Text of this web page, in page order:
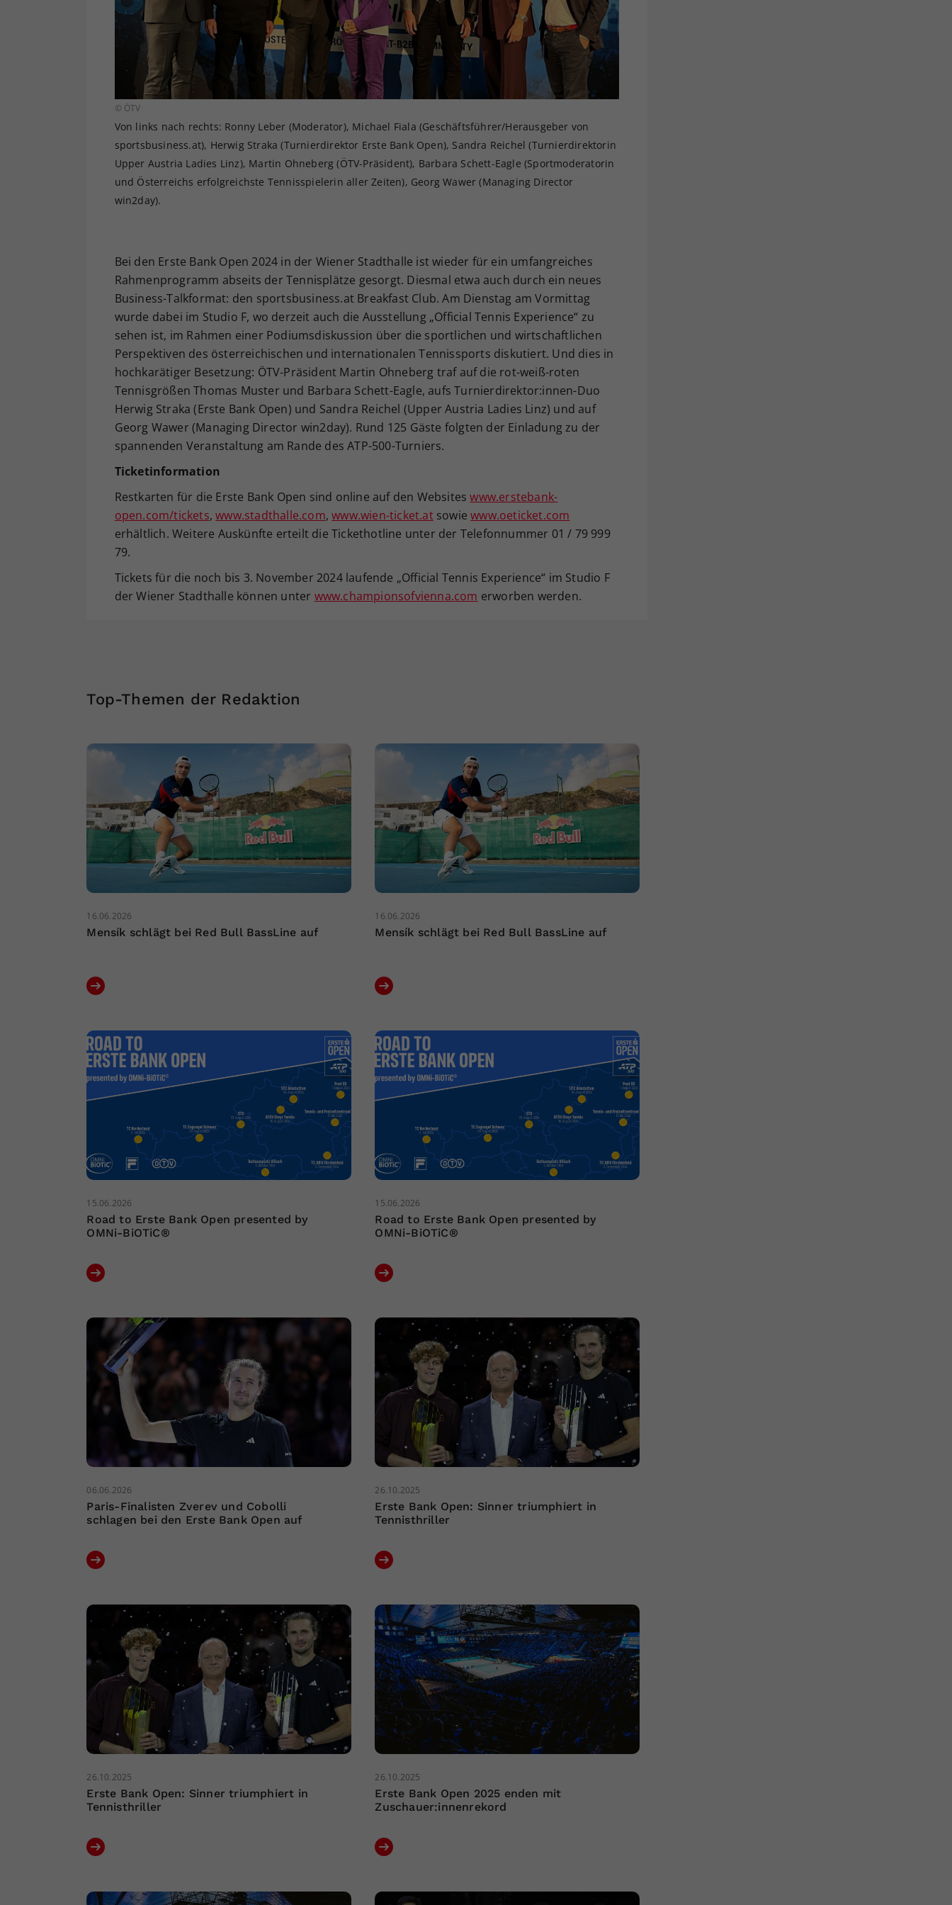
© ÖTV
Von links nach rechts: Ronny Leber (Moderator), Michael Fiala (Geschäftsführer/Herausgeber von
sportsbusiness.at), Herwig Straka (Turnierdirektor Erste Bank Open), Sandra Reichel (Turnierdirektorin
Upper Austria Ladies Linz), Martin Ohneberg (ÖTV-Präsident), Barbara Schett-Eagle (Sportmoderatorin
und Österreichs erfolgreichste Tennisspielerin aller Zeiten), Georg Wawer (Managing Director
win2day).
Bei den Erste Bank Open 2024 in der Wiener Stadthalle ist wieder für ein umfangreiches
Rahmenprogramm abseits der Tennisplätze gesorgt. Diesmal etwa auch durch ein neues
Business-Talkformat: den sportsbusiness.at Breakfast Club. Am Dienstag am Vormittag
wurde dabei im Studio F, wo derzeit auch die Ausstellung „Official Tennis Experience“ zu
sehen ist, im Rahmen einer Podiumsdiskussion über die sportlichen und wirtschaftlichen
Perspektiven des österreichischen und internationalen Tennissports diskutiert. Und dies in
hochkarätiger Besetzung: ÖTV-Präsident Martin Ohneberg traf auf die rot-weiß-roten
Tennisgrößen Thomas Muster und Barbara Schett-Eagle, aufs Turnierdirektor:innen-Duo
Herwig Straka (Erste Bank Open) und Sandra Reichel (Upper Austria Ladies Linz) und auf
Georg Wawer (Managing Director win2day). Rund 125 Gäste folgten der Einladung zu der
spannenden Veranstaltung am Rande des ATP-500-Turniers.
Ticketinformation
Restkarten für die Erste Bank Open sind online auf den Websiteswww.erstebank-
open.com/tickets,www.stadthalle.com,www.wien-ticket.atsowiewww.oeticket.com
erhältlich. Weitere Auskünfte erteilt die Tickethotline unter der Telefonnummer 01 / 79 999
79.
Tickets für die noch bis 3. November 2024 laufende „Official Tennis Experience“ im Studio F
der Wiener Stadthalle können unter www.championsofvienna.com erworben werden.
Top-Themen der Redaktion
16.06.2026
Mensík schlägt bei Red Bull BassLine auf
16.06.2026
Mensík schlägt bei Red Bull BassLine auf
15.06.2026
Road to Erste Bank Open presented by
OMNi-BiOTiC®
15.06.2026
Road to Erste Bank Open presented by
OMNi-BiOTiC®
06.06.2026
Paris-Finalisten Zverev und Cobolli
schlagen bei den Erste Bank Open auf
26.10.2025
Erste Bank Open: Sinner triumphiert in
Tennisthriller
26.10.2025
Erste Bank Open: Sinner triumphiert in
Tennisthriller
26.10.2025
Erste Bank Open 2025 enden mit
Zuschauer:innenrekord
Ihrer vorgenommen Einstellungen, falls der
Webseiten-Betreiber dies eingestellt hat.